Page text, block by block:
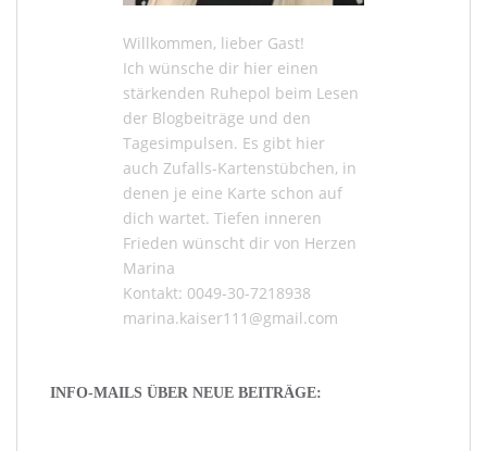
Willkommen, lieber Gast!
Ich wünsche dir hier einen
stärkenden Ruhepol beim Lesen
der Blogbeiträge und den
Tagesimpulsen. Es gibt hier
auch Zufalls-Kartenstübchen, in
denen je eine Karte schon auf
dich wartet. Tiefen inneren
Frieden wünscht dir von Herzen
Marina
Kontakt: 0049-30-7218938
marina.kaiser111@gmail.com
INFO-MAILS ÜBER NEUE BEITRÄGE: